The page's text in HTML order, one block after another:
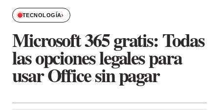
TECNOLOGÍA›
Microsoft 365 gratis: Todas
las opciones legales para
usar Office sin pagar